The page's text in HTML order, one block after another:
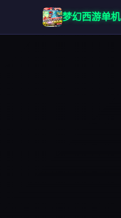
梦幻西游单机